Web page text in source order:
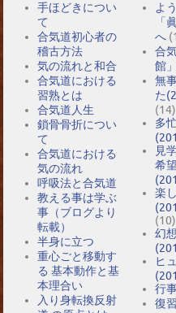
手ほどきについ
て
合気道初心者の
稽古方法
気の流れと和合
合気道における
習熟とは
合気道人生
鎖骨骨折につい
て
合気道における
気の流れ
呼吸法と合気道
教える事は学ぶ
事（ブログより
転載）
半身に立つ
重心ごと移動す
る 基本動作と基
本理合い
入り身転換反射
よ
「
へ
合
館
無
た
(14)
多
見
希
楽
(10)
幻
ヒ
行
復